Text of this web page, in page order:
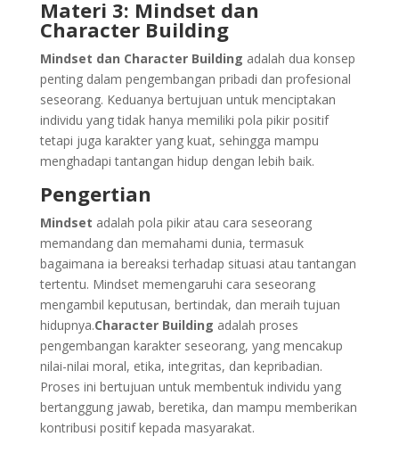
Materi 3: Mindset dan
Character Building
Mindset dan Character Building adalah dua konsep
penting dalam pengembangan pribadi dan profesional
seseorang. Keduanya bertujuan untuk menciptakan
individu yang tidak hanya memiliki pola pikir positif
tetapi juga karakter yang kuat, sehingga mampu
menghadapi tantangan hidup dengan lebih baik.
Pengertian
Mindset adalah pola pikir atau cara seseorang
memandang dan memahami dunia, termasuk
bagaimana ia bereaksi terhadap situasi atau tantangan
tertentu. Mindset memengaruhi cara seseorang
mengambil keputusan, bertindak, dan meraih tujuan
hidupnya.Character Building adalah proses
pengembangan karakter seseorang, yang mencakup
nilai-nilai moral, etika, integritas, dan kepribadian.
Proses ini bertujuan untuk membentuk individu yang
bertanggung jawab, beretika, dan mampu memberikan
kontribusi positif kepada masyarakat.